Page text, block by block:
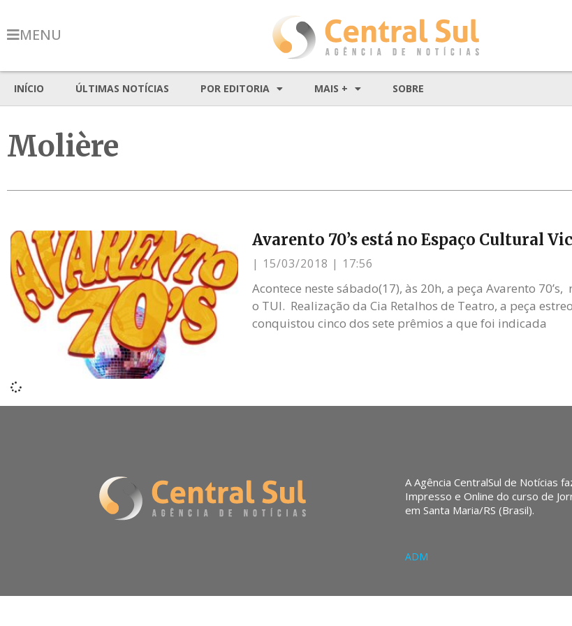
MENU
INÍCIO ÚLTIMAS NOTÍCIAS POR EDITORIA MAIS + SOBRE
Molière
Avarento 70’s está no Espaço Cultural
15/03/2018 17:56
Acontece neste sábado(17), às 20h, a peça Avarento
o TUI. Realização da Cia Retalhos de Teatro, a peça
conquistou cinco dos sete prêmios a que foi indicada
A Agência CentralSul de Notícias
Impresso e Online do curso de
em Santa Maria/RS (Brasil).
ADM